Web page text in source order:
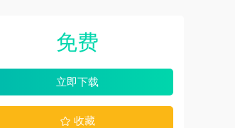
免费
立即下载
收藏